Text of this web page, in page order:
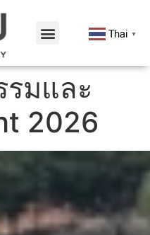
Thai ▼
รมและ
2026